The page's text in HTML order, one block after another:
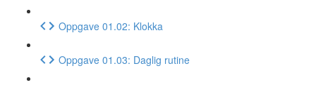
Oppgave 01.02: Klokka
Oppgave 01.03: Daglig rutine